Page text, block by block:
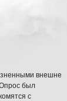
внешне
был
с